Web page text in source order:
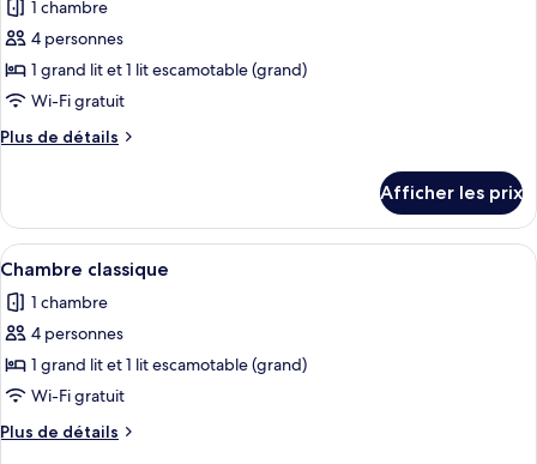
les
photos
pour
ce
type
de
Chambre
classique
1 chambre
4 personnes
1 grand lit et 1 lit escamotable (grand)
Wi-Fi gratuit
Plus de détails
Plus
Chambre
classique
Afficher les prix
Afficher
toutes
les
photos
pour
ce
type
de
Une chambre avec un lit, un petit
13
Chambre classique
1 chambre
4 personnes
1 grand lit et 1 lit escamotable (grand)
Wi-Fi gratuit
Plus de détails
Plus